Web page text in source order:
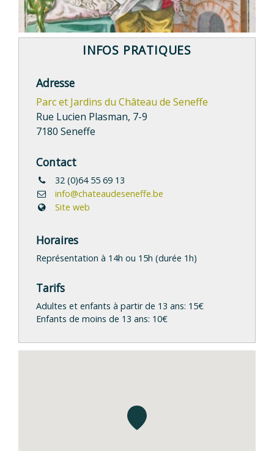
INFOS PRATIQUES
Adresse
Parc et Jardins du Château de Seneffe
Rue Lucien Plasman, 7-9
7180 Seneffe
Contact
32 (0)64 55 69 13
info@chateaudeseneffe.be
Site web
Horaires
Représentation à 14h ou 15h (durée 1h)
Tarifs
Adultes et enfants à partir de 13 ans: 15€
Enfants de moins de 13 ans: 10€